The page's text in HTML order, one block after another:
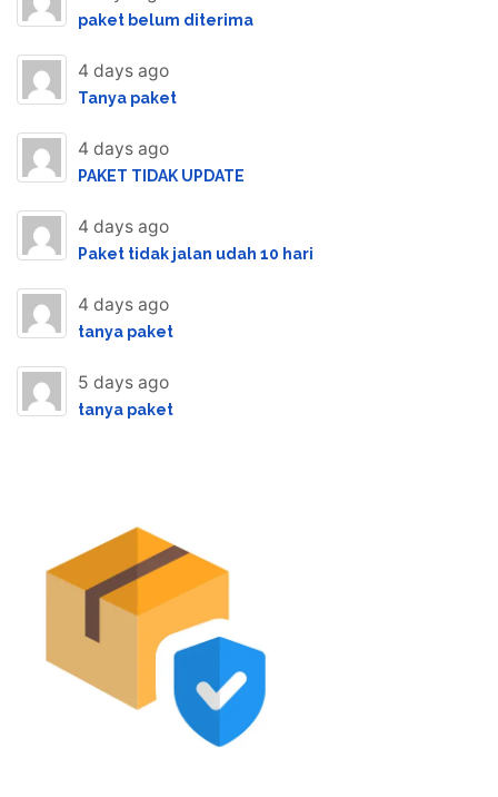
paket belum diterima
4 days ago
Tanya paket
4 days ago
PAKET TIDAK UPDATE
4 days ago
Paket tidak jalan udah 10 hari
4 days ago
tanya paket
5 days ago
tanya paket